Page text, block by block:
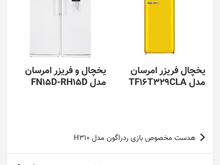
یخچال فریزر امرسان
مدل TF16T329CLA
یخچال و فریزر امرسان
مدل FN15D-RH15D
راهبری
نوشته
هدست مخصوص بازی ردراگون مدل H310